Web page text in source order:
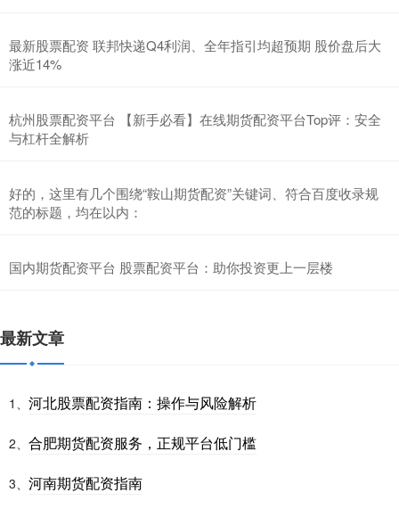
最新股票配资 联邦快递Q4利润、全年指引均超预期 股价盘后大
涨近14%
杭州股票配资平台 【新手必看】在线期货配资平台Top评：安全
与杠杆全解析
好的，这里有几个围绕“鞍山期货配资”关键词、符合百度收录规
范的标题，均在以内：
国内期货配资平台 股票配资平台：助你投资更上一层楼
最新文章
1、 河北股票配资指南：操作与风险解析
2、 合肥期货配资服务，正规平台低门槛
3、 河南期货配资指南